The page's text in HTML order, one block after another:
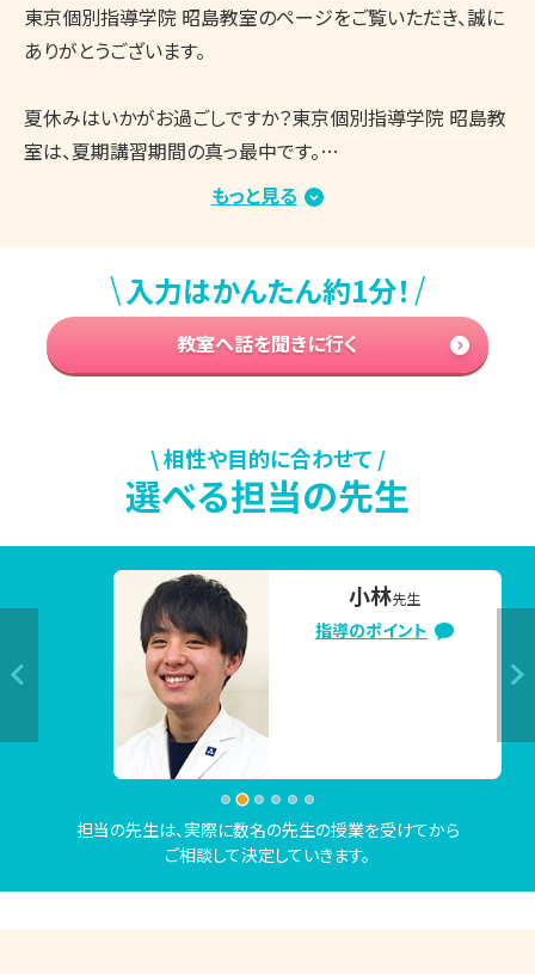
東京個別指導学院 昭島教室のページをご覧いただき、誠に
ありがとうございます。
夏休みはいかがお過ごしですか？東京個別指導学院 昭島教
室は、夏期講習期間の真っ最中です。
教室内は涼しく、集中して学習できる環境を整えており、生
格・成績アップに向けてがんばっている方が多くいらっしゃる
と思います。
もし、学習を進める中で「今の勉強方法でいいのかな？」「取
り組む内容は合っている？」「もっと効率のいい勉強方法はな
指導学院 昭島教室の無料学習相談会をご活用ください。
▼今の時期、よくいただくご相談内容
「部活を引退したので、高校受験に向けて本格的に勉強を始
「2学期の定期テストで高得点を取るために、夏休み中にしっ
かり対策したい」
「夏休み中に苦手克服したいけど、なかなか思うように勉強
が進んでない」
「志望校合格に向けて、今の勉強の進め方で大丈夫か不安。
相談したい」など
上記のご相談内容は一例です。
もっと見る
\ 入力はかんたん約1分！ /
教室へ話を聞きに行く
\ 相性や目的に合わせて /
選べる担当の先生
小林先生
指導のポイント
担当の先生は、実際に数名の先生の授業を受けてから
ご相談して決定していきます。